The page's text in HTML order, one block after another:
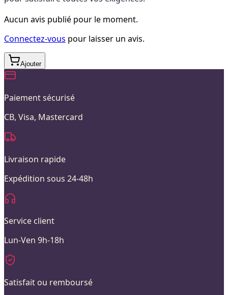
Aucun avis publié pour le moment.
Connectez-vous pour laisser un avis.
Ajouter
Paiement sécurisé
CB, Visa, Mastercard
Livraison rapide
Expédition sous 24-48h
Service client
Lun-Ven 9h-18h
Satisfait ou remboursé